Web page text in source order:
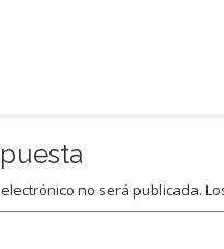
no será publicada.